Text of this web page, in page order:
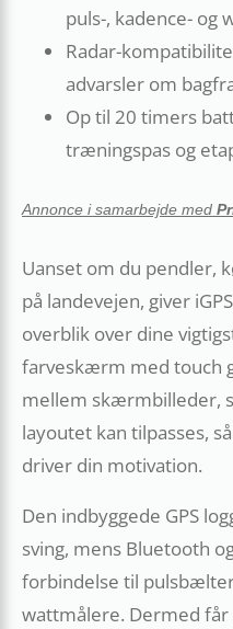
puls-, kadence- og
Radar-
advarsler om
Op til 20 timers
træningspas og
Annonce i samarbejde med
Uanset om du pendler,
på landevejen, giver
overblik over dine
farveskærm med touch
mellem skærmbilleder,
layoutet kan tilpasses,
driver din motivation.
Den indbyggede GPS
sving, mens Bluetooth
forbindelse til
wattmålere. Dermed